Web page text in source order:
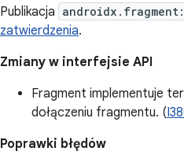
Publikacja
zatwierdzenia.
Zmiany w interfejsie API
Fragment implementuje
dołączeniu fragmentu. (
Poprawki błędów